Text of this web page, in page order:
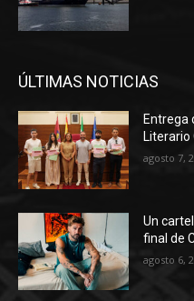
ÚLTIMAS NOTICIAS
Entrega
Literario
agosto 7,
Un
final de
agosto 6,